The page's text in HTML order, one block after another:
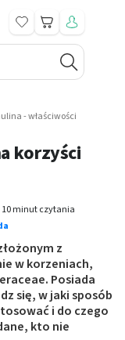
Koszyk
- właściwości
korzyści
10 minut czytania
z
w korzeniach,
Posiada
się, w jaki sposób
i do czego
kto nie